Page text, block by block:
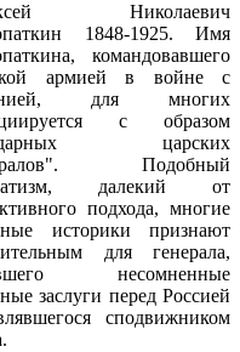
Николаевич
1848-1925. Имя
командовавшего
армией в войне с
для многих
с образом
царских
Подобный
далекий от
подхода, многие
историки признают
для генерала,
несомненные
заслуги перед Россией
сподвижником